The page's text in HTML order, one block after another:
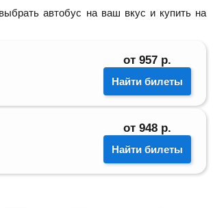
автобус на ваш вкус и купить на
от 957 р.
Найти билеты
от 948 р.
Найти билеты